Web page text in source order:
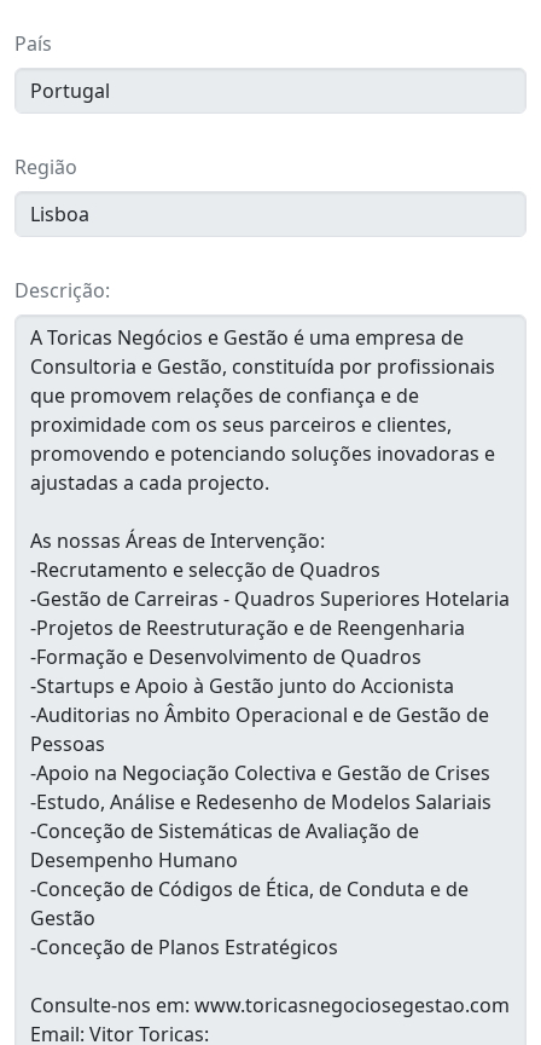
País
Portugal
Região
Lisboa
Descrição:
A Toricas Negócios e Gestão é uma empresa de
Consultoria e Gestão, constituída por profissionais
que promovem relações de confiança e de
proximidade com os seus parceiros e clientes,
promovendo e potenciando soluções inovadoras e
ajustadas a cada projecto.
As nossas Áreas de Intervenção:
-Recrutamento e selecção de Quadros
-Gestão de Carreiras - Quadros Superiores Hotelaria
-Projetos de Reestruturação e de Reengenharia
-Formação e Desenvolvimento de Quadros
-Startups e Apoio à Gestão junto do Accionista
-Auditorias no Âmbito Operacional e de Gestão de
Pessoas
-Apoio na Negociação Colectiva e Gestão de Crises
-Estudo, Análise e Redesenho de Modelos Salariais
-Conceção de Sistemáticas de Avaliação de
Desempenho Humano
-Conceção de Códigos de Ética, de Conduta e de
Gestão
-Conceção de Planos Estratégicos
Consulte-nos em: www.toricasnegociosegestao.com
Email: Vitor Toricas: